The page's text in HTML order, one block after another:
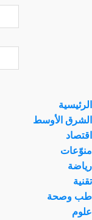
الرئيسية
الشرق الأوسط
اقتصاد
منوّعات
رياضة
تقنية
طب وصحة
علوم